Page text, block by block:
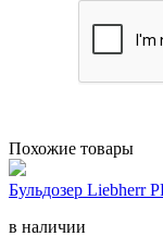
Похожие товары
Бульдозер Liebherr
в наличии